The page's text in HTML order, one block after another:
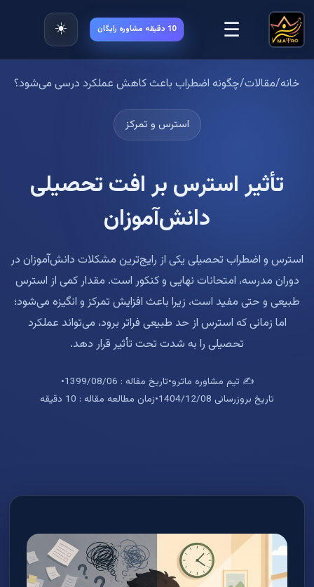
☰
☀️ 10 دقیقه مشاوره رایگان
خانه/مقالات/چگونه اضطراب باعث کاهش عملکرد درسی می‌شود؟
استرس و تمرکز
تأثیر استرس بر افت تحصیلی
دانش‌آموزان
استرس و اضطراب تحصیلی یکی از رایج‌ترین مشکلات دانش‌آموزان در
دوران مدرسه، امتحانات نهایی و کنکور است. مقدار کمی از استرس
طبیعی و حتی مفید است، زیرا باعث افزایش تمرکز و انگیزه می‌شود؛
اما زمانی که استرس از حد طبیعی فراتر برود، می‌تواند عملکرد
تحصیلی را به شدت تحت تأثیر قرار دهد.
✍️ تیم مشاوره ماترو•تاریخ مقاله : 1399/08/06
•
تاریخ بروزرسانی 1404/12/08
•زمان مطالعه مقاله : 10 دقیقه